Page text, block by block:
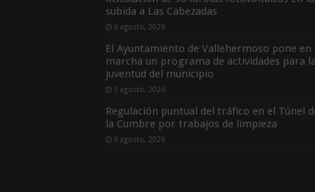
subida a Las Cabezadas
6 agosto, 2026
El Ayuntamiento de Vallehermoso pone en
marcha un programa de actividades para
juventud del municipio
5 agosto, 2026
Regulación puntual del tráfico en el Túnel
la Cumbre por trabajos de limpieza
5 agosto, 2026